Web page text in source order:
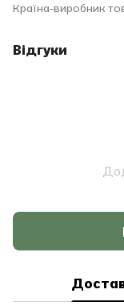
Країна-виробник
Відгуки